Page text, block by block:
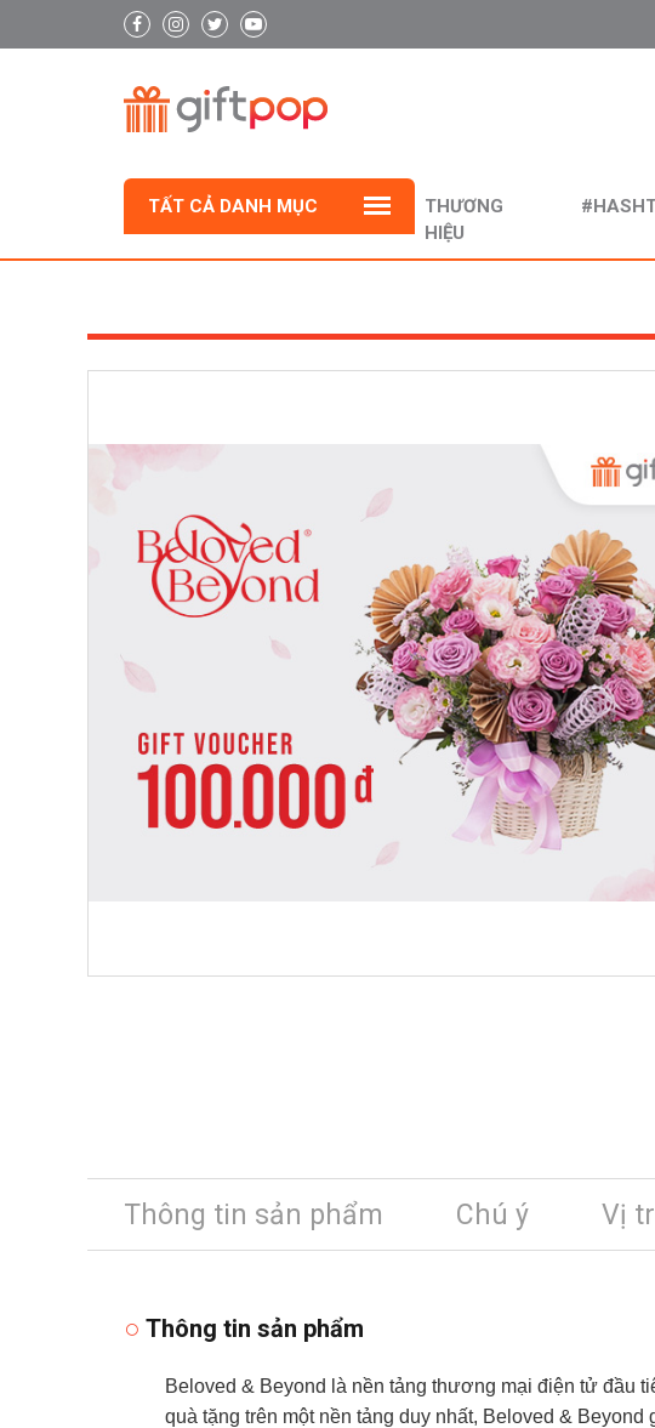
TẤT CẢ DANH MỤC
THƯƠNG
HIỆU
Thông tin sản phẩm Chú ý Vị
Thông tin sản phẩm
Beloved & Beyond là nền tảng thương mại điện tử đầu
quà tặng trên một nền tảng duy nhất, Beloved &